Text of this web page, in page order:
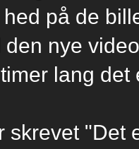
på de
nye
lang
skrevet "Det